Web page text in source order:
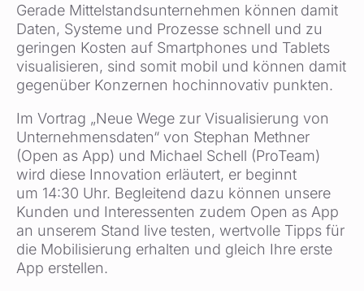
Gerade Mittelstandsunternehmen können damit
Daten, Systeme und Prozesse schnell und zu
geringen Kosten auf Smartphones und Tablets
visualisieren, sind somit mobil und können damit
gegenüber Konzernen hochinnovativ punkten.
Im Vortrag „Neue Wege zur Visualisierung von
Unternehmensdaten“ von Stephan Methner
(Open as App) und Michael Schell (ProTeam)
wird diese Innovation erläutert, er beginnt
um 14:30 Uhr. Begleitend dazu können unsere
Kunden und Interessenten zudem Open as App
an unserem Stand live testen, wertvolle Tipps für
die Mobilisierung erhalten und gleich Ihre erste
App erstellen.